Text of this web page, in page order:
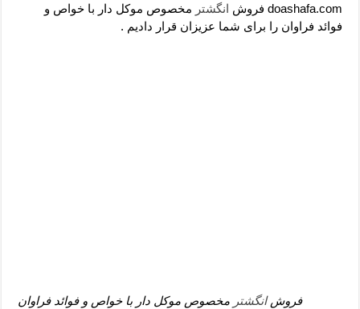
لا حول ولا قوة الا بالله برای چشم زخم – دعای چشم زخم ماشاالله
doashafa.com فروش
انگشتر مخصوص موکل دار با خواص و
فوائد فراوان را برای شما عزیزان قرار دادیم .
فروشانگشتر مخصوص موکل دار با خواص و فوائد فراوان